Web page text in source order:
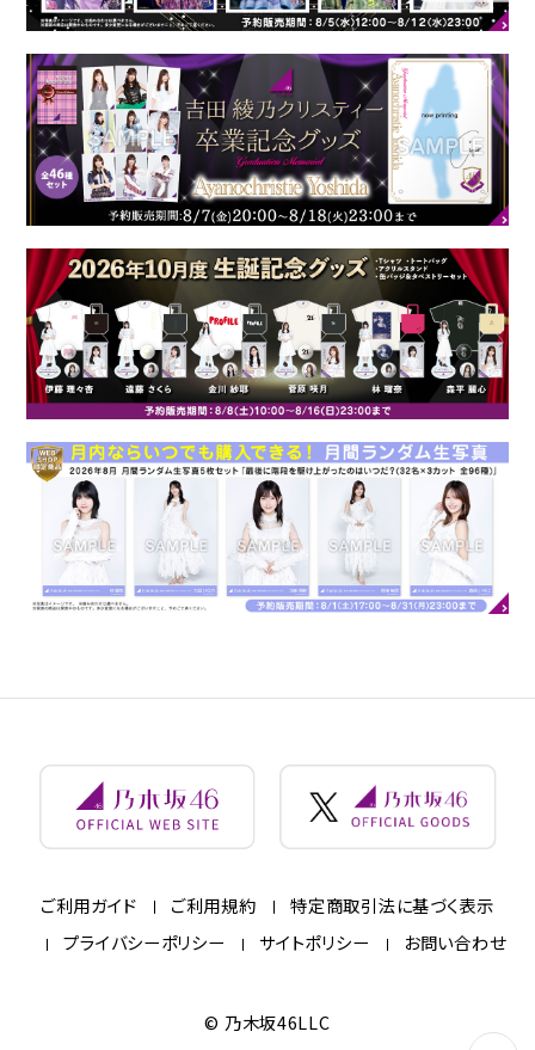
ご利用ガイド ご利用規約
特定商取引法に基づく表示
プライバシーポリシー
サイトポリシー お問い合わせ
© 乃木坂46LLC